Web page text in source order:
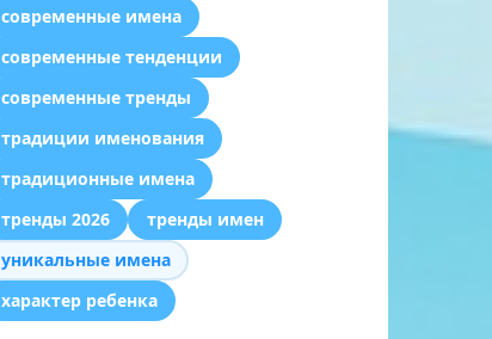
современные имена
современные тенденции
современные тренды
традиции именования
традиционные имена
тренды 2026
тренды имен
уникальные имена
характер ребенка